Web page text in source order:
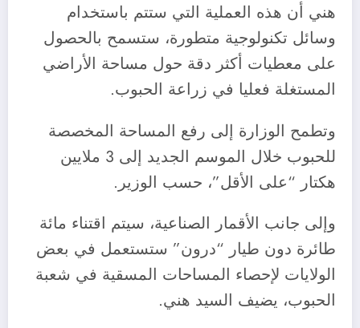
هني أن هذه العملية التي ستتم باستخدام
وسائل تكنولوجية متطورة، ستسمح بالحصول
على معطيات أكثر دقة حول مساحة الأراضي
المستغلة فعليا في زراعة الحبوب.
وتطمح الوزارة إلى رفع المساحة المخصصة
للحبوب خلال الموسم الجديد إلى 3 ملايين
هكتار “على الأقل”، حسب الوزير.
وإلى جانب الأقمار الصناعية، سيتم اقتناء مائة
طائرة دون طيار “درون” ستستعمل في بعض
الولايات لإحصاء المساحات المسقية في شعبة
الحبوب، يضيف السيد هني.